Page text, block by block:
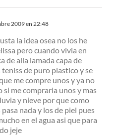
2009 en 22:48
la idea osea no los he
pero cuando vivia en
de alla lamada capa de
de puro plastico y se
me compre unos y ya no
si me compraria unos y mas
y nieve por que como
nada y los de piel pues
en el agua asi que para
jeje